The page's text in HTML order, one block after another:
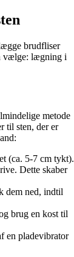
brudfliser
vælge: lægning i
metode
til sten, der er
(ca. 5-7 cm tykt).
Dette skaber
dem ned, indtil
brug en kost til
en pladevibrator